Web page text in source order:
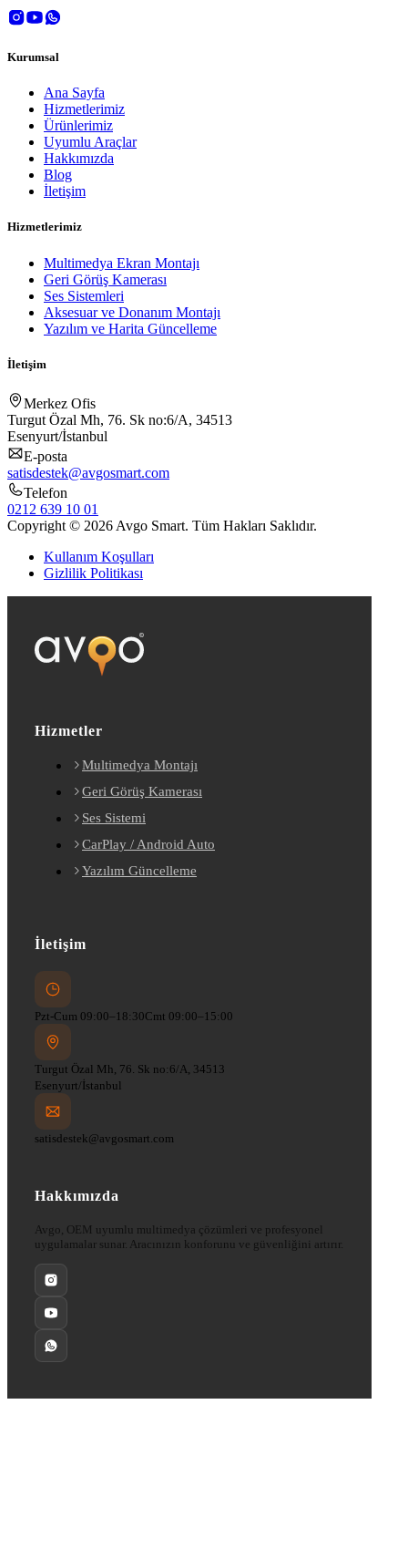
Kurumsal
Ana Sayfa
Hizmetlerimiz
Ürünlerimiz
Uyumlu Araçlar
Hakkımızda
Blog
İletişim
Hizmetlerimiz
Multimedya Ekran Montajı
Geri Görüş Kamerası
Ses Sistemleri
Aksesuar ve Donanım Montajı
Yazılım ve Harita Güncelleme
İletişim
Merkez Ofis
Turgut Özal Mh, 76. Sk no:6/A, 34513
Esenyurt/İstanbul
E-posta
satisdestek@avgosmart.com
Telefon
0212 639 10 01
Copyright © 2026 Avgo Smart. Tüm Hakları Saklıdır.
Kullanım Koşulları
Gizlilik Politikası
Hizmetler
Multimedya Montajı
Geri Görüş Kamerası
Ses Sistemi
CarPlay / Android Auto
Yazılım Güncelleme
İletişim
Pzt-Cum 09:00–18:30Cmt 09:00–15:00
Turgut Özal Mh, 76. Sk no:6/A, 34513
Esenyurt/İstanbul
satisdestek@avgosmart.com
Hakkımızda
Avgo, OEM uyumlu multimedya çözümleri ve profesyonel
uygulamalar sunar. Aracınızın konforunu ve güvenliğini artırır.